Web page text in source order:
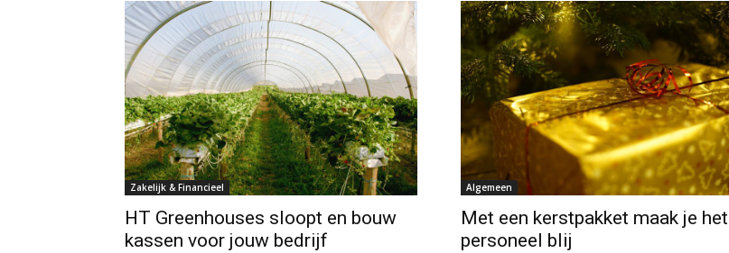
Zakelijk & Financieel
HT Greenhouses sloopt en bouw
kassen voor jouw bedrijf
Algemeen
Met een kerstpakket maak je het
personeel blij